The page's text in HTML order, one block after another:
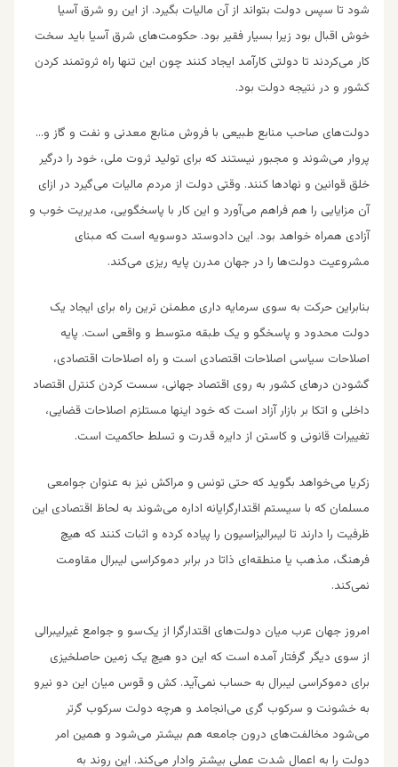
شود تا سپس دولت بتواند از آن مالیات بگیرد. از این رو شرق آسیا
خوش اقبال بود زیرا بسیار فقیر بود. حکومت‌های شرق آسیا باید سخت
کار می‌کردند تا دولتی کارآمد ایجاد کنند چون این تنها راه ثروتمند کردن
کشور و در نتیجه دولت بود.
دولت‌های صاحب منابع طبیعی با فروش منابع معدنی و نفت و گاز و…
پروار می‌شوند و مجبور نیستند که برای تولید ثروت ملی، خود را درگیر
خلق قوانین و نهادها کنند. وقتی دولت از مردم مالیات می‌گیرد در ازای
آن مزایایی را هم فراهم می‌آورد و این کار با پاسخگویی، مدیریت خوب و
آزادی همراه خواهد بود. این دادوستد دوسویه است که مبنای
مشروعیت دولت‌ها را در جهان مدرن پایه ‌ریزی می‌کند.
بنابراین حرکت به سوی سرمایه داری مطمئن‌ ترین راه برای ایجاد یک
دولت محدود و پاسخگو و یک طبقه متوسط و واقعی است. پایه
اصلا‌حات سیاسی اصلا‌حات اقتصادی است و راه اصلا‌حات اقتصادی،
گشودن درهای کشور به روی اقتصاد جهانی، سست کردن کنترل اقتصاد
داخلی و اتکا بر بازار آزاد است که خود اینها مستلزم اصلا‌حات قضایی،
تغییرات قانونی و کاستن از دایره قدرت و تسلط حاکمیت است.
زکریا می‌خواهد بگوید که حتی تونس و مراکش نیز به عنوان جوامعی
مسلمان که با سیستم اقتدارگرایانه اداره می‌شوند به لحاظ اقتصادی این
ظرفیت را دارند تا لیبرالیزاسیون را پیاده کرده و اثبات کنند که هیچ
فرهنگ، مذهب یا منطقه‌ای ذاتا در برابر دموکراسی لیبرال مقاومت
نمی‌کند.
امروز جهان عرب میان دولت‌های اقتدارگرا از یک‌سو و جوامع غیرلیبرالی
از سوی دیگر گرفتار آمده است که این دو هیچ یک زمین حاصلخیزی
برای دموکراسی لیبرال به حساب نمی‌آید. کش و قوس میان این دو نیرو
به خشونت و سرکوب گری می‌انجامد و هرچه دولت سرکوب گرتر
می‌شود مخالفت‌های درون جامعه هم بیشتر می‌شود و همین امر
دولت را به اعمال شدت عملی بیشتر وادار می‌کند. این روند به